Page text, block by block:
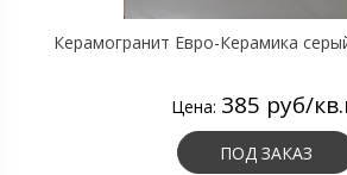
Керамогранит Евро-Керамика
Цена: 385 руб/
ПОД ЗАКАЗ